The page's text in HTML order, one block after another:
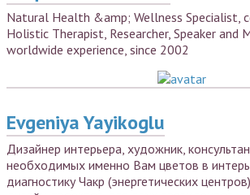
Natural Health &amp; Wellness Specialist,
Holistic Therapist, Researcher, Speaker and
worldwide experience, since 2002
Evgeniya Yayikoglu
Дизайнер интерьера, художник,
необходимых именно Вам цветов в
диагностику Чакр (энергетических